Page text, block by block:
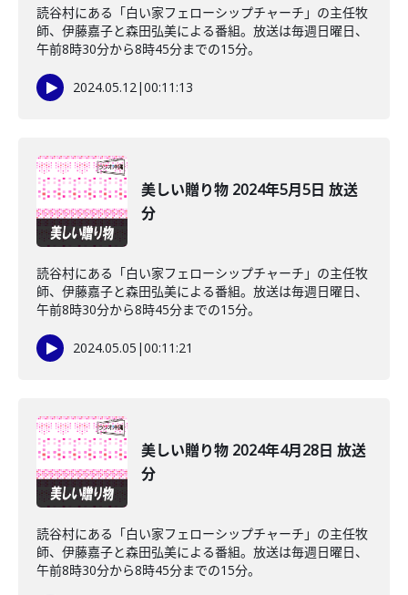
読谷村にある「白い家フェローシップチャーチ」の主任牧
師、伊藤嘉子と森田弘美による番組。放送は毎週日曜日、
午前8時30分から8時45分までの15分。
2024.05.12|00:11:13
美しい贈り物 2024年5月5日 放送
分
読谷村にある「白い家フェローシップチャーチ」の主任牧
師、伊藤嘉子と森田弘美による番組。放送は毎週日曜日、
午前8時30分から8時45分までの15分。
2024.05.05 |00:11:21
美しい贈り物 2024年4月28日 放送
分
読谷村にある「白い家フェローシップチャーチ」の主任牧
師、伊藤嘉子と森田弘美による番組。放送は毎週日曜日、
午前8時30分から8時45分までの15分。